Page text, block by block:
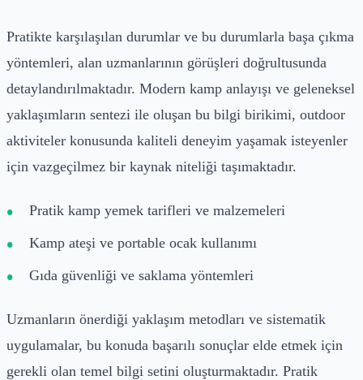
Pratikte karşılaşılan durumlar ve bu durumlarla başa çıkma
yöntemleri, alan uzmanlarının görüşleri doğrultusunda
detaylandırılmaktadır. Modern kamp anlayışı ve geleneksel
yaklaşımların sentezi ile oluşan bu bilgi birikimi, outdoor
aktiviteler konusunda kaliteli deneyim yaşamak isteyenler
için vazgeçilmez bir kaynak niteliği taşımaktadır.
Pratik kamp yemek tarifleri ve malzemeleri
Kamp ateşi ve portable ocak kullanımı
Gıda güvenliği ve saklama yöntemleri
Uzmanların önerdiği yaklaşım metodları ve sistematik
uygulamalar, bu konuda başarılı sonuçlar elde etmek için
gerekli olan temel bilgi setini oluşturmaktadır. Pratik